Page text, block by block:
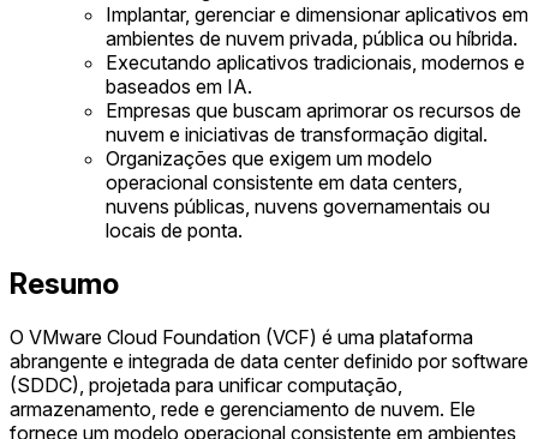
Implantar, gerenciar e dimensionar aplicativos em
ambientes de nuvem privada, pública ou híbrida.
Executando aplicativos tradicionais, modernos e
baseados em IA.
Empresas que buscam aprimorar os recursos de
nuvem e iniciativas de transformação digital.
Organizações que exigem um modelo
operacional consistente em data centers,
nuvens públicas, nuvens governamentais ou
locais de ponta.
Resumo
O VMware Cloud Foundation (VCF) é uma plataforma
abrangente e integrada de data center definido por software
(SDDC), projetada para unificar computação,
armazenamento, rede e gerenciamento de nuvem. Ele
fornece um modelo operacional consistente em ambientes